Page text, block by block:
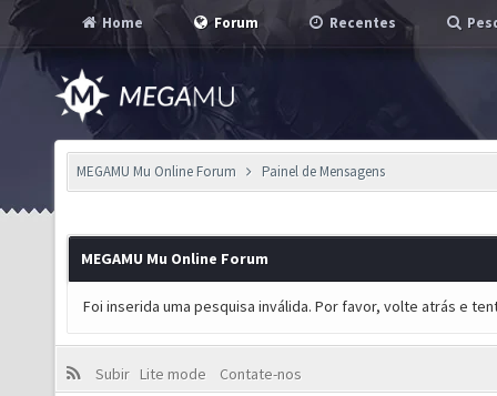
Home Forum Recentes
MEGAMU Mu Online Forum Painel de Mensagens
MEGAMU Mu Online Forum
Foi inserida uma pesquisa inválida. Por favor, volte atrás e
Subir Lite mode
Contate-nos